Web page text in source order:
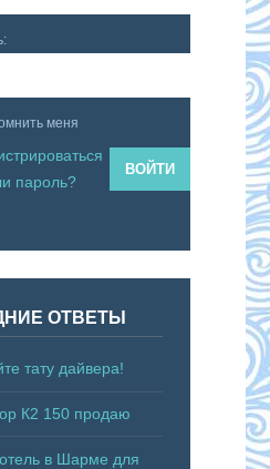
меня
ВОЙТИ
пароль?
ОТВЕТЫ
тату дайвера!
К2 150 продаю
в Шарме для